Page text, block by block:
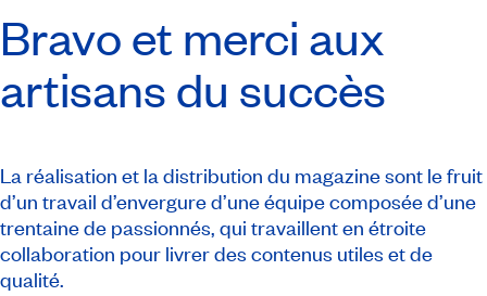
Bravo et merci aux
artisans du succès
La réalisation et la distribution du magazine sont le fruit
d’un travail d’envergure d’une équipe composée d’une
trentaine de passionnés, qui travaillent en étroite
collaboration pour livrer des contenus utiles et de
qualité.